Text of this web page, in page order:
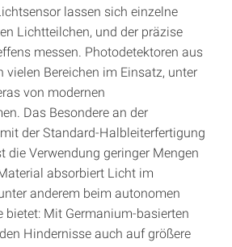
lassen sich einzelne
Lichtteilchen, und der präzise
messen. Photodetektoren aus
Bereichen im Einsatz, unter
von modernen
Das Besondere an der
der Standard-Halbleiterfertigung
die Verwendung geringer Mengen
absorbiert Licht im
anderem beim autonomen
bietet: Mit Germanium-basierten
Hindernisse auch auf größere